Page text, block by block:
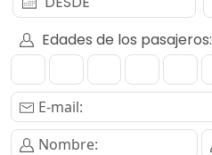
Edades de los pasajeros: